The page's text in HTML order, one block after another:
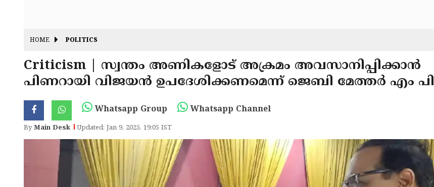
HOME POLITICS
Criticism | സ്വന്തം അണികളോട് അക്രമം അവസാനിപ്പിക്കാൻ
പിണറായി വിജയൻ ഉപദേശിക്കണമെന്ന് ജെബി മേത്തർ എം പി
Whatsapp Group Whatsapp Channel
ByMain Desk Updated: Jan 9, 2025, 19:05 IST